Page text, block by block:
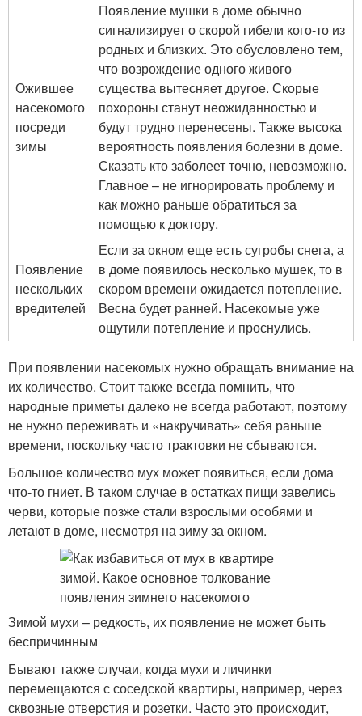
Ожившее
насекомого
посреди
зимы
Появление мушки в доме обычно
сигнализирует о скорой гибели кого-то из
родных и близких. Это обусловлено тем,
что возрождение одного живого
существа вытесняет другое. Скорые
похороны станут неожиданностью и
будут трудно перенесены. Также высока
вероятность появления болезни в доме.
Сказать кто заболеет точно, невозможно.
Главное – не игнорировать проблему и
как можно раньше обратиться за
помощью к доктору.
Появление
нескольких
вредителей
Если за окном еще есть сугробы снега, а
в доме появилось несколько мушек, то в
скором времени ожидается потепление.
Весна будет ранней. Насекомые уже
ощутили потепление и проснулись.
При появлении насекомых нужно обращать внимание на
их количество. Стоит также всегда помнить, что
народные приметы далеко не всегда работают, поэтому
не нужно переживать и «накручивать» себя раньше
времени, поскольку часто трактовки не сбываются.
Большое количество мух может появиться, если дома
что-то гниет. В таком случае в остатках пищи завелись
черви, которые позже стали взрослыми особями и
летают в доме, несмотря на зиму за окном.
Зимой мухи – редкость, их появление не может быть
беспричинным
Бывают также случаи, когда мухи и личинки
перемещаются с соседской квартиры, например, через
сквозные отверстия и розетки. Часто это происходит,